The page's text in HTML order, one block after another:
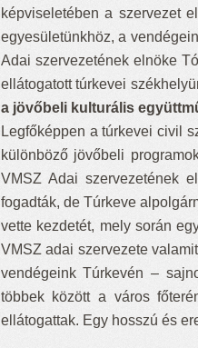
képviseletében a szervezet
egyesületünkhöz, a
Adai szervezetének elnöke
ellátogatott túrkevei
a jövőbeli kulturális
Legfőképpen a túrkevei civil
különböző jövőbeli
VMSZ Adai szervezetének
fogadták, de Túrkeve
vette kezdetét, mely során
VMSZ adai szervezete
vendégeink Túrkevén –
többek között a város
ellátogattak. Egy hosszú és